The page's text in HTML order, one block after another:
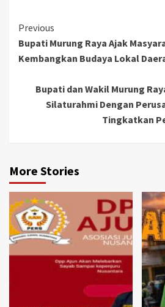
Continue
Reading
Previous
Bupati Murung Raya Ajak
Kembangkan Budaya Lokal
Bupati dan Wakil Murung
Silaturahmi Dengan
Tingkatkan
More Stories